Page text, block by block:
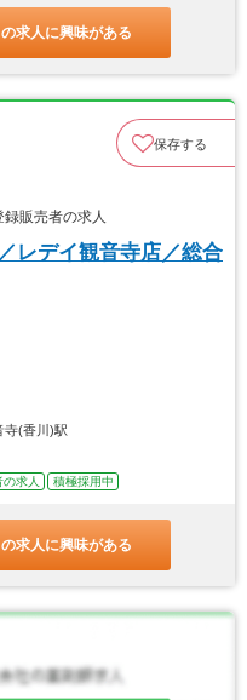
求人に興味がある
保存する
販売者の求人
レデイ観音寺店／総合
寺(香川)駅
求人 積極採用中
求人に興味がある